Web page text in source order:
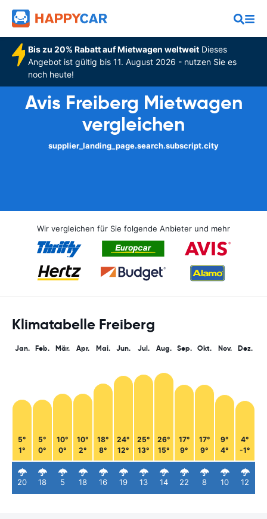
Bis zu 20% Rabatt auf Mietwagen weltweitDieses
Angebot ist gültig bis 11. August 2026 - nutzen Sie es
noch heute!
Avis Freiberg Mietwagen
vergleichen
supplier_landing_page.search.subscript.city
Wir vergleichen für Sie folgende Anbieter und mehr
Klimatabelle Freiberg
Jan.
5°
1°
20
Feb.
5°
0°
18
Mär.
10°
0°
5
Apr.
10°
2°
18
Mai.
18°
8°
16
Jun.
24°
12°
19
Jul.
25°
13°
13
Aug.
26°
15°
14
Sep.
17°
9°
22
Okt.
17°
9°
8
Nov.
9°
4°
10
Dez.
4°
-1°
12